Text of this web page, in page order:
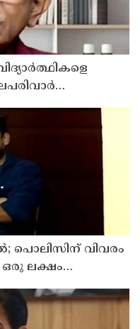
കസ്റ്റഡിയിൽ
പൊലിസിന് വിവരം
ലക്ഷം